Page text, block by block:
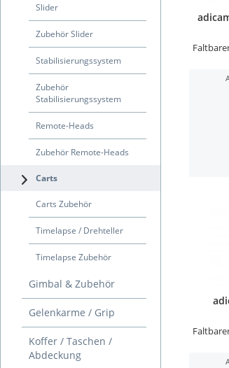
Slider
Zubehör Slider
Stabilisierungssystem
Zubehör
Stabilisierungssystem
Remote-Heads
Zubehör Remote-Heads
Carts
Carts Zubehör
Timelapse / Drehteller
Timelapse Zubehör
Gimbal & Zubehör
Gelenkarme / Grip
Koffer / Taschen /
Abdeckung